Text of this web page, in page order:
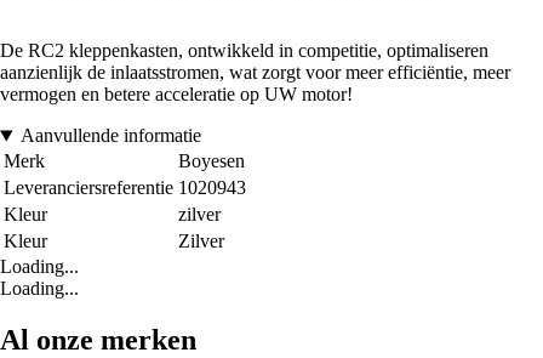
De RC2 kleppenkasten, ontwikkeld in competitie, optimaliseren
aanzienlijk de inlaatsstromen, wat zorgt voor meer efficiëntie, meer
vermogen en betere acceleratie op UW motor!
Aanvullende informatie
Merk
Boyesen
Leveranciersreferentie 1020943
Kleur
zilver
Kleur
Zilver
Loading...
Loading...
Al onze merken